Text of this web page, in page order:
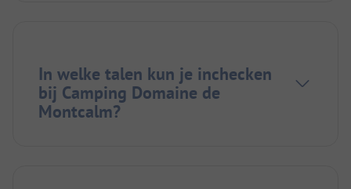
In welke talen kun je inchecken
bij Camping Domaine de
Montcalm?